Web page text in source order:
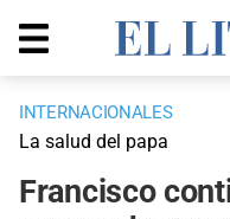
INTERNACIONALES
La salud del papa
Francisco